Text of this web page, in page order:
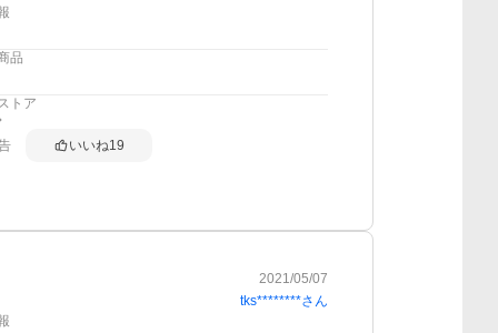
品
トア
いいね19
2021/05/07
tks********さん